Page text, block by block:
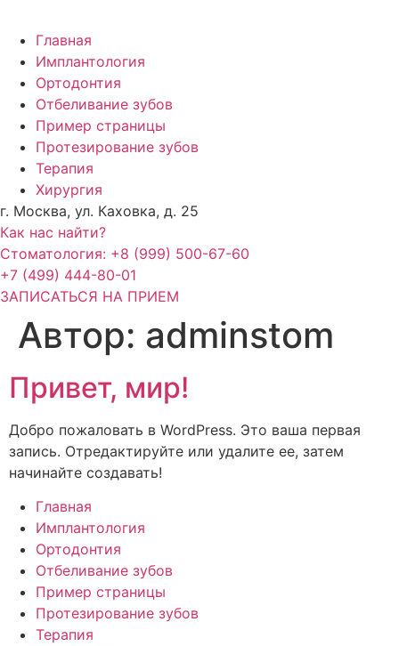
Главная
Имплантология
Ортодонтия
Отбеливание зубов
Пример страницы
Протезирование зубов
Терапия
Хирургия
г. Москва, ул. Каховка, д. 25
Как нас найти?
Стоматология: +8 (999) 500-67-60
+7 (499) 444-80-01
ЗАПИСАТЬСЯ НА ПРИЕМ
Автор: adminstom
Привет, мир!
Добро пожаловать в WordPress. Это ваша первая
запись. Отредактируйте или удалите ее, затем
начинайте создавать!
Главная
Имплантология
Ортодонтия
Отбеливание зубов
Пример страницы
Протезирование зубов
Терапия